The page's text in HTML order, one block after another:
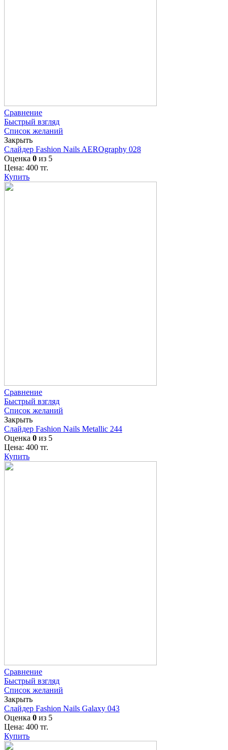
Сравнение
Быстрый взгляд
Список желаний
Закрыть
Слайдер Fashion Nails AEROgraphy 028
Оценка 0 из 5
Цена: 400 тг.
Купить
Сравнение
Быстрый взгляд
Список желаний
Закрыть
Слайдер Fashion Nails Metallic 244
Оценка 0 из 5
Цена: 400 тг.
Купить
Сравнение
Быстрый взгляд
Список желаний
Закрыть
Слайдер Fashion Nails Galaxy 043
Оценка 0 из 5
Цена: 400 тг.
Купить